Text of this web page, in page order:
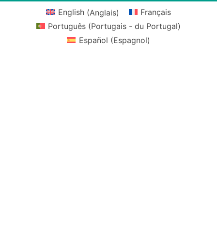
English(Anglais)
Français
Português (Portugais - du Portugal)
Español (Espagnol)